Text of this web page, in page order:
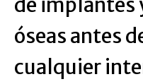
óseas antes
cualquier